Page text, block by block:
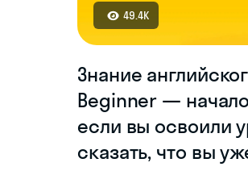
49.4K
Знание
Beginner —
если вы освоили
сказать, что вы